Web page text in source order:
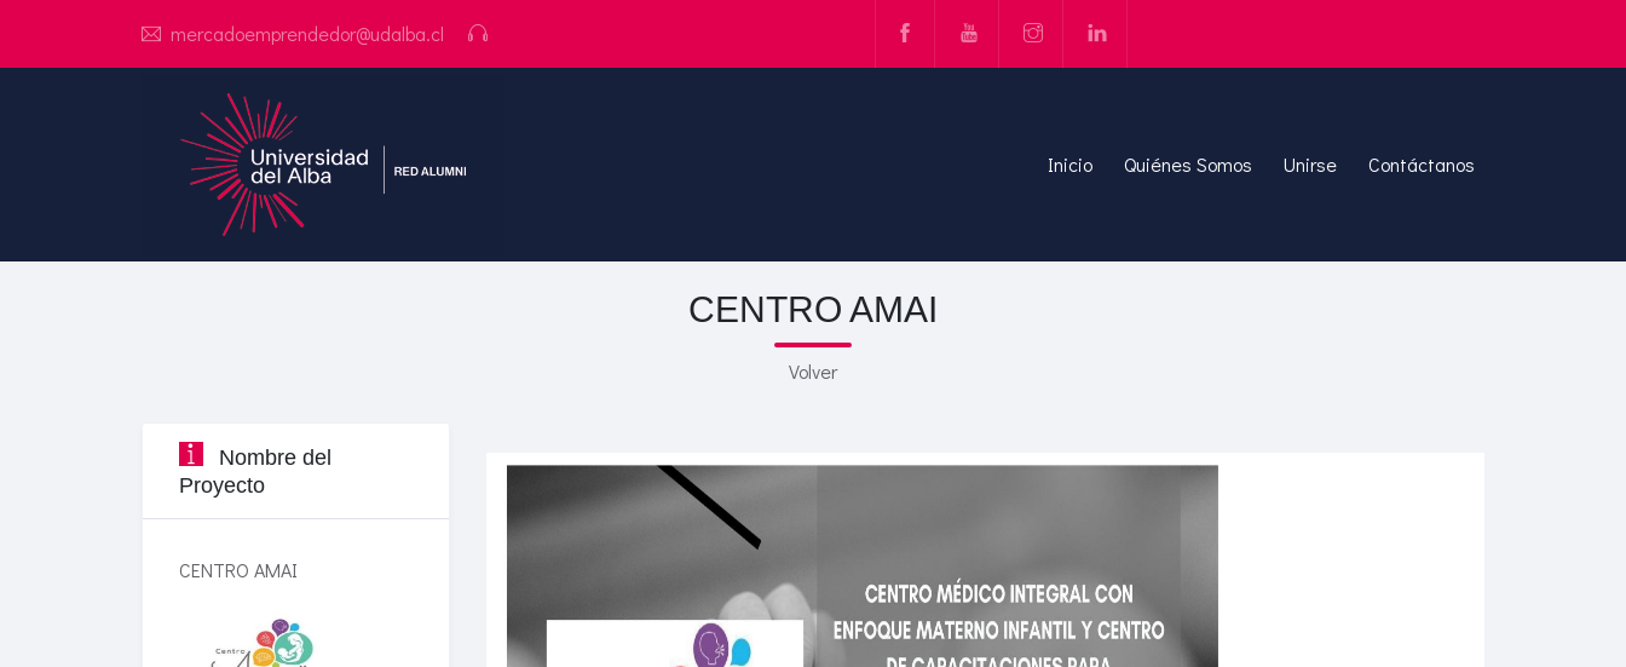
mercadoemprendedor@udalba.cl
Inicio Quiénes Somos Unirse Contáctanos
CENTRO AMAI
Volver
Nombre del
Proyecto
CENTRO AMAI